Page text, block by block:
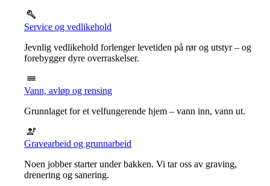
Service og vedlikehold
Jevnlig vedlikehold forlenger levetiden på rør og utstyr – og
forebygger dyre overraskelser.
Vann, avløp og rensing
Grunnlaget for et velfungerende hjem – vann inn, vann ut.
Gravearbeid og grunnarbeid
Noen jobber starter under bakken. Vi tar oss av graving,
drenering og sanering.